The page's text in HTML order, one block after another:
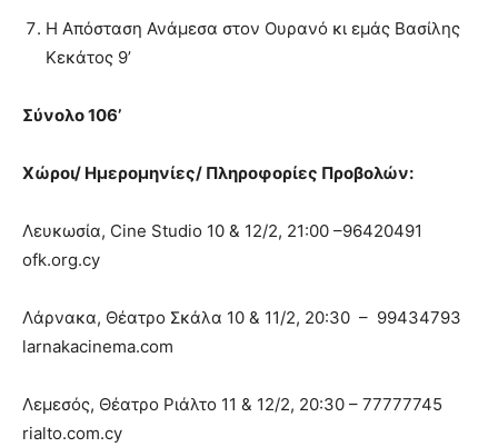
Η Απόσταση Ανάμεσα στον Ουρανό κι εμάς Βασίλης
Κεκάτος 9’
Σύνολο 106’
Χώροι/ Ημερομηνίες/ Πληροφορίες Προβολών:
Λευκωσία, Cine Studio 10 & 12/2, 21:00 –96420491
ofk.org.cy
Λάρνακα, Θέατρο Σκάλα 10 & 11/2, 20:30 – 99434793
larnakacinema.com
Λεμεσός, Θέατρο Ριάλτο 11 & 12/2, 20:30 – 77777745
rialto.com.cy